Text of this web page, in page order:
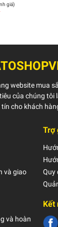
giá)
website mua
của chúng tôi
cho khách
và giao
và hoàn
Trợ
Quy
Kết